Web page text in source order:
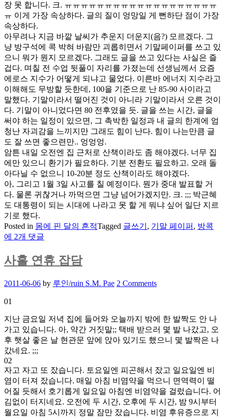
장 못 합니다. 크. ㅠㅠㅠㅠㅠㅠㅠㅠㅠㅠㅠㅠㅠㅠㅠㅠㅠㅠㅠ
ㅠ 이게 가장 속상하다. 글의 질이 엉망일 게 뻔하단 점이 가장
속상하다.
아무려나 지금 바깥 날씨가 추운지 더운지(음?) 모르겠다. 그
냥 방구석에 콕 박혀 바람만 괴롭히면서 기말페이퍼를 쓰고 있
으니 뭐가 뭔지 모르겠다. 그래도 글을 쓰고 있다는 사실은 즐
겁다. 며칠 전 수업 뒷풀이 자리를 가졌는데 선생님께서 요즘
에로스 지수가 어떻게 되냐고 물었다. 이른바 에너지 지수라고
이해해도 무방할 듯한데, 100을 기준으로 난 85-90 사이라고
말했다. 기말이라서 떨어진 것이 아니라 기말이라서 오른 것이
다. 기말이 아니었다면 80 전후였을 듯. 글을 쓰는 시간, 글을
써야 하는 일정이 있으면, 그 촉박한 일정과 내 글의 한계에 엄
청난 자괴감을 느끼지만 그래도 힘이 난다. 힘이 나는만큼 글
도 잘 쓰면 좋으련만.. 엉엉엉.
암튼 내일 오전엔 집 근처로 산책이라도 좀 해야겠다. 너무 집
에만 있으니 환기가 필요하다. 기분 전환도 필요하고. 오래 돌
아다닐 수 없으니 10-20분 정도 산책이라도 해야겠다.
아, 그리고 1월 3일 사고를 칠 예정이다. 뭔가 중대 발표할 거
다. 물론 귀찮거나 까먹으면 그냥 넘어가겠지만. 크. ;;; 박근혜
도 대통령이 되는 시대에 나라고 못 할 게 뭐냐 싶어 일단 지르
기로 했다.
Posted in 몸에 핀 달의 흔적Tagged 글쓰기 , 기말 페이퍼 , 방콕
에 2개 댓글
사흘 연휴 잡담
Posted
2011-06-06 by 루인/ruin S.M. Pae 2 Comments
01
지난 금요일 저녁 집에 들어와 오늘까지 밖에 한 발짝도 안 나
가고 있습니다. 아, 약간 거짓말;; 택배 받으러 몇 발 나갔고, 오
후 햇살 좋은 날 현관문 앞에 앉아 있기도 했으니 몇 발짝은 나
갔네요. ;;;
02
자고 자고 또 잤습니다. 토요일엔 피곤해서 잤고 일요일엔 비
염이 터져 잤습니다. 매일 아침 비염약을 먹으니 면역력이 떨
어질 듯해서 호기롭게 일요일 아침엔 비염약을 걸렀습니다. 어
김없이 터지네요. 오전에 두 시간, 오후에 두 시간, 밤 9시부터
월요일 아침 5시까지 정말 잠만 잤습니다. 비염 후유증으로 지